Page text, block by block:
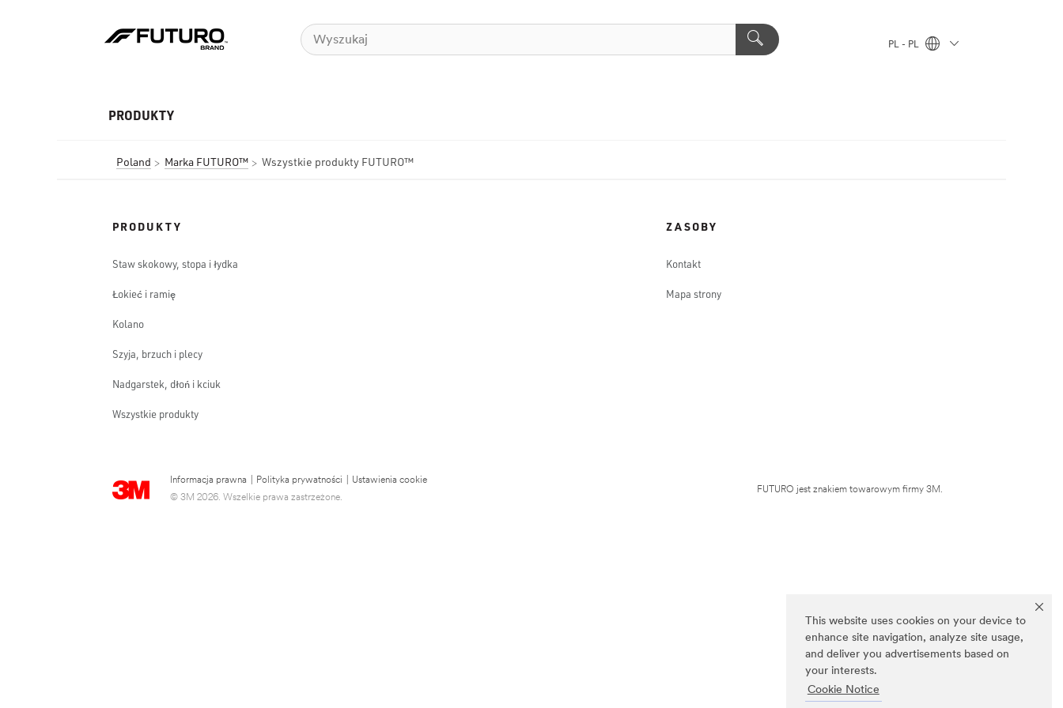
This website uses cookies on your device to
enhance site navigation, analyze site usage,
and deliver you advertisements based on
your interests.
Cookie Notice
PL - PL
PRODUKTY
Poland Marka FUTURO™ Wszystkie produkty FUTURO™
PRODUKTY
Staw skokowy, stopa i łydka
Łokieć i ramię
Kolano
Szyja, brzuch i plecy
Nadgarstek, dłoń i kciuk
Wszystkie produkty
ZASOBY
Kontakt
Mapa strony
Informacja prawna Polityka prywatności
Ustawienia cookie
© 3M 2026. Wszelkie prawa zastrzeżone.
FUTURO jest znakiem towarowym firmy 3M.